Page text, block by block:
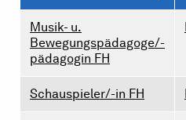
Musik- u.
Bewegungspädagoge/-
pädagogin FH
Schauspieler/-in FH